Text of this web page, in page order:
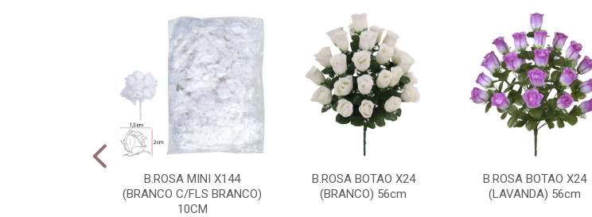
B.ROSA MINI X144
(BRANCO C/FLS BRANCO)
10CM
B.ROSA BOTAO X24
(BRANCO) 56cm
B.ROSA BOTAO X24
(LAVANDA) 56cm